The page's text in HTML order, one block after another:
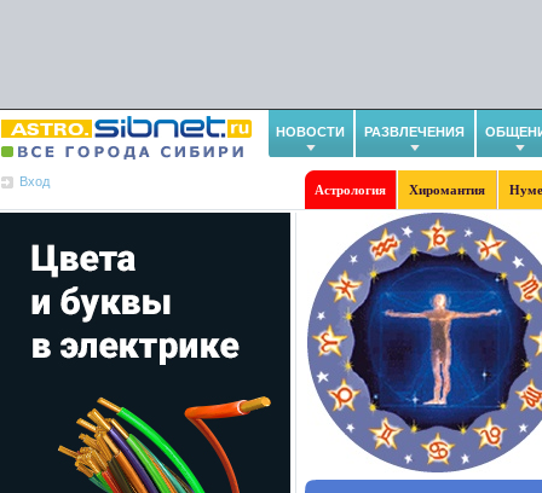
НОВОСТИ РАЗВЛЕЧЕНИЯ
Вход
Астрология Хиромантия